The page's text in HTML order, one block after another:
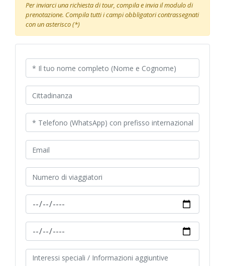
Per inviarci una richiesta di tour, compila e invia il modulo di
prenotazione. Compila tutti i campi obbligatori contrassegnati
con un asterisco (*)